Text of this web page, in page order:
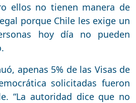
ellos no tienen manera de
porque Chile les exige un
hoy día no pueden
apenas 5% de las Visas de
solicitadas fueron
“La autoridad dice que no